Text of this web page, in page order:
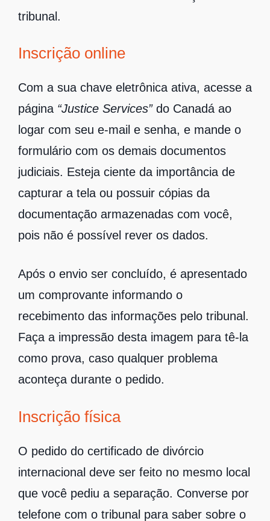
tribunal.
Inscrição online
Com a sua chave eletrônica ativa, acesse a
página “Justice Services”do Canadá ao
logar com seu e-mail e senha, e mande o
formulário com os demais documentos
judiciais. Esteja ciente da importância de
capturar a tela ou possuir cópias da
documentação armazenadas com você,
pois não é possível rever os dados.
Após o envio ser concluído, é apresentado
um comprovante informando o
recebimento das informações pelo tribunal.
Faça a impressão desta imagem para tê-la
como prova, caso qualquer problema
aconteça durante o pedido.
Inscrição física
O pedido do certificado de divórcio
internacional deve ser feito no mesmo local
que você pediu a separação. Converse por
telefone com o tribunal para saber sobre o